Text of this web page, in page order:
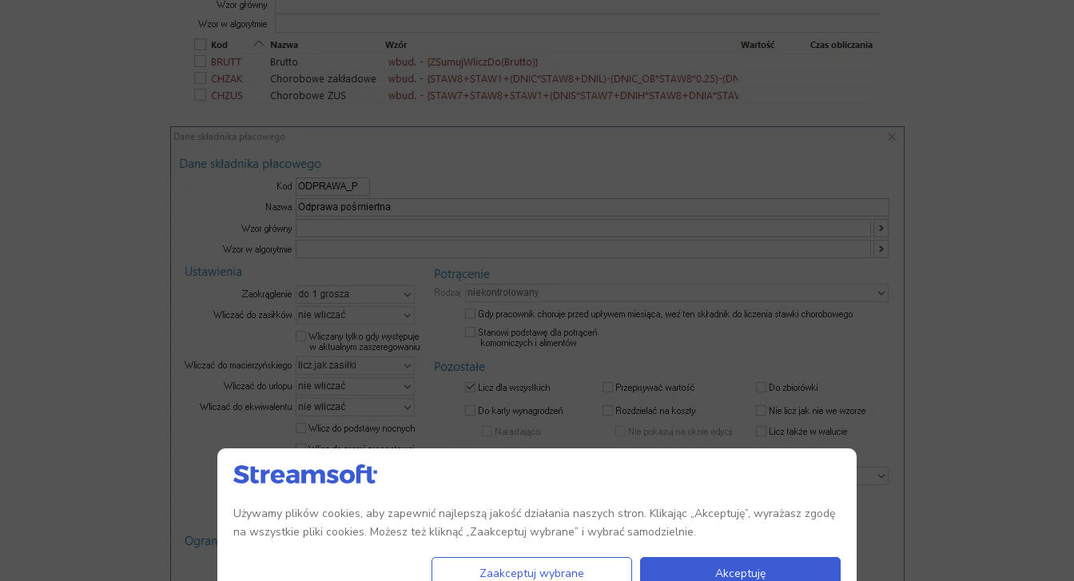
Używamy plików cookies, aby zapewnić najlepszą jakość działania naszych stron. Klikając „Akceptuję”, wyrażasz zgodę
na wszystkie pliki cookies. Możesz też kliknąć „Zaakceptuj wybrane” i wybrać samodzielnie.
Zaakceptuj wybrane Akceptuję